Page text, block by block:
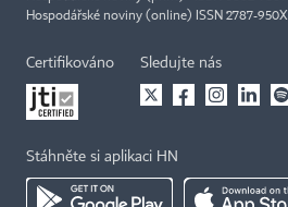
Hospodářské noviny (online) ISSN 2787-950X
Certifikováno Sledujte nás
Stáhněte si aplikaci HN